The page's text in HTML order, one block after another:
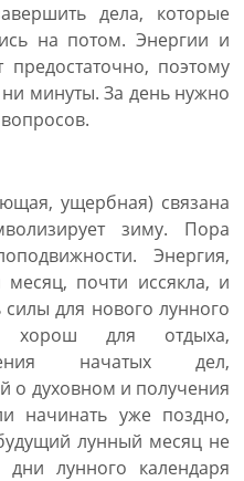
дела, которые
на потом. Энергии и
поэтому
ни минуты. За день нужно
ущербная) связана
зиму. Пора
Энергия,
почти иссякла, и
для нового лунного
хорош для отдыха,
начатых дел,
о духовном и получения
начинать уже поздно,
лунный месяц не
дни лунного календаря